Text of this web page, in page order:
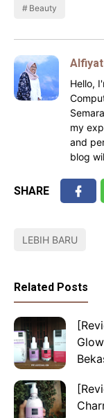
Beauty
Hello,
my
and
blog
SHARE
LEBIH BARU
Related Posts